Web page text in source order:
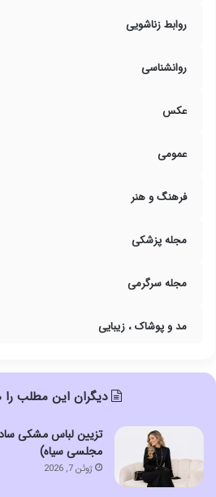
روابط زناشویی
روانشناسی
عکس
عمومی
فرهنگ و هنر
مجله پزشکی
مجله سرگرمی
مد و پوشاک ، زیبایی
دیگران این مطلب را
مجلسی سیاه)
ژوئن 7, 2026